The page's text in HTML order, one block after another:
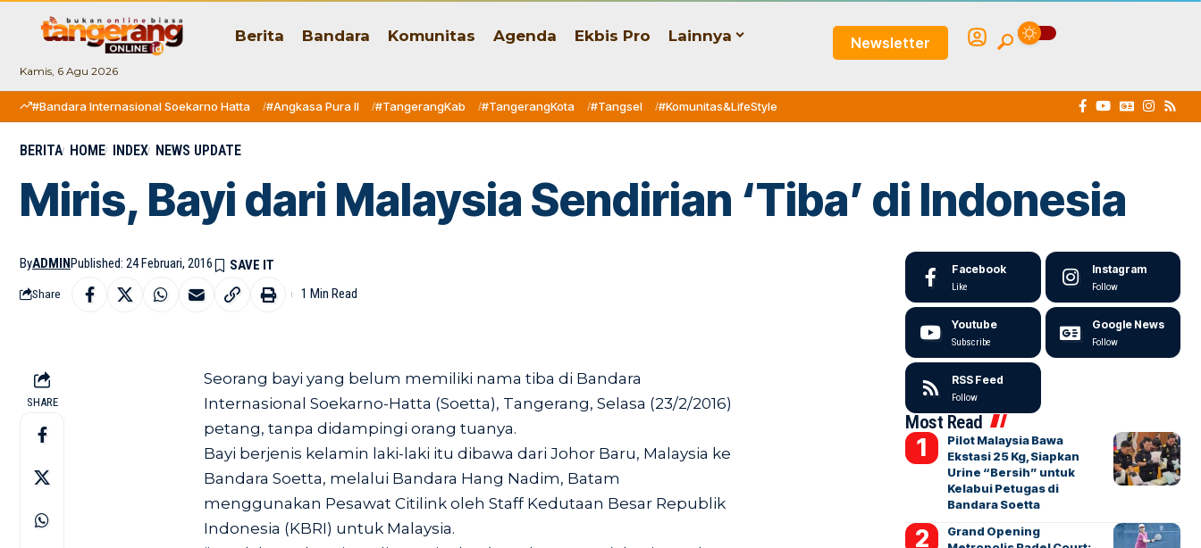
Kamis, 6 Agu 2026
Berita Bandara Komunitas Agenda Ekbis Pro Lainnya Newsletter
#Bandara Internasional Soekarno Hatta #Angkasa Pura II #TangerangKab #TangerangKota #Tangsel #Komunitas&LifeStyle
BERITA HOME INDEX NEWS UPDATE
Miris, Bayi dari Malaysia Sendirian ‘Tiba’ di Indonesia
ByADMINPublished: 24 Februari, 2016
Share 1 Min Read
SHARE
Seorang bayi yang belum memiliki nama tiba di Bandara
Internasional Soekarno-Hatta (Soetta), Tangerang, Selasa (23/2/2016)
petang, tanpa didampingi orang tuanya.
Bayi berjenis kelamin laki-laki itu dibawa dari Johor Baru, Malaysia ke
Bandara Soetta, melalui Bandara Hang Nadim, Batam
menggunakan Pesawat Citilink oleh Staff Kedutaan Besar Republik
Indonesia (KBRI) untuk Malaysia.
Facebook
Like
Instagram
Follow
Youtube
Subscribe
Google News
Follow
RSS Feed
Follow
Most Read
Pilot Malaysia Bawa
Ekstasi 25 Kg, Siapkan
Urine “Bersih” untuk
Kelabui Petugas di
Bandara Soetta
Grand Opening